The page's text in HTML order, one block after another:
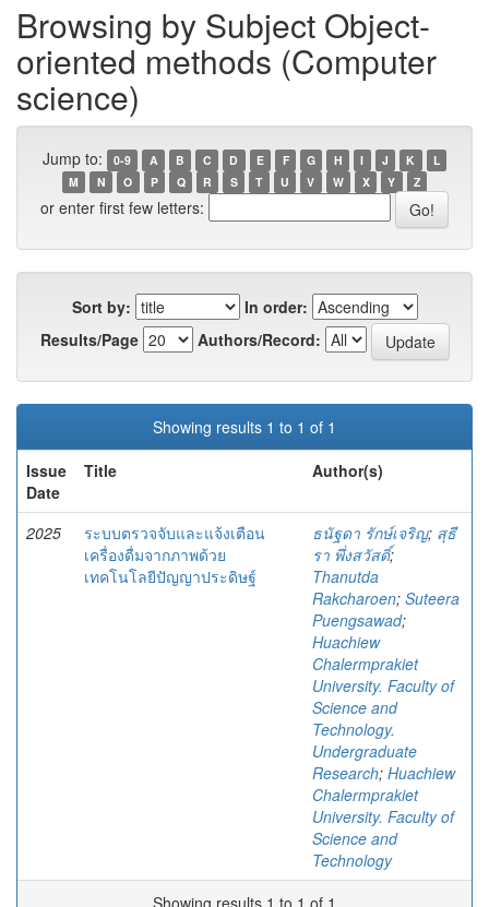
Browsing by Subject Object-
oriented methods (Computer
science)
Jump to: 0-9 A B C D E F G H I J K
L
M
N O P Q R S T U V W X Y Z
or enter first few letters:
Sort by:
In order:
Results/Page
Authors/Record:
Showing results 1 to 1 of 1
Issue
Date
Title Author(s)
2025
ระบบตรวจจับและแจ้งเตือน
เครื่องดื่มจากภาพด้วย
เทคโนโลยีปัญญาประดิษฐ์
ธนัฐดา รักษ์เจริญ; สุธี
รา พึ่งสวัสดิ์;
Thanutda
Rakcharoen; Suteera
Puengsawad;
Huachiew
Chalermprakiet
University. Faculty of
Science and
Technology.
Undergraduate
Research; Huachiew
Chalermprakiet
University. Faculty of
Science and
Technology
Showing results 1 to 1 of 1